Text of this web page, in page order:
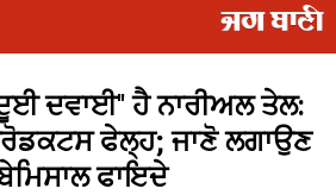
ਦਵਾਈ'' ਹੈ ਨਾਰੀਅਲ ਤੇਲ:
ਫੇਲ੍ਹ; ਜਾਣੋ ਲਗਾਉਣ
ਫਾਇਦੇ